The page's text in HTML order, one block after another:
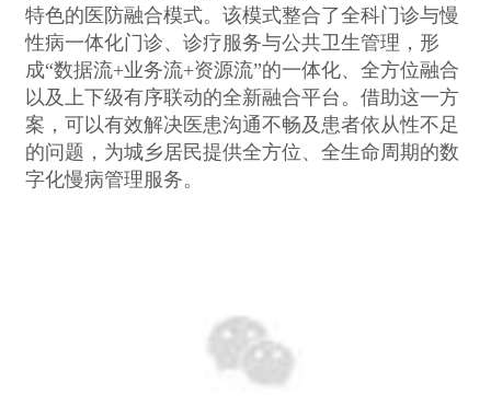
特色的医防融合模式。该模式整合了全科门诊与慢
性病一体化门诊、诊疗服务与公共卫生管理，形
成“数据流+业务流+资源流”的一体化、全方位融合
以及上下级有序联动的全新融合平台。借助这一方
案，可以有效解决医患沟通不畅及患者依从性不足
的问题，为城乡居民提供全方位、全生命周期的数
字化慢病管理服务。